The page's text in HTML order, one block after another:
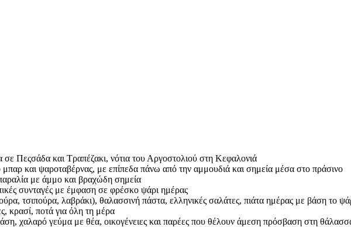
Πεςσάδα και Τραπέζακι, νότια του Αργοστολιού στη Κεφαλονιά
και ψαροταβέρνας, με επίπεδα πάνω από την αμμουδιά και σημεία μέσα στο πράσινο
με άμμο και βραχώδη σημεία
συνταγές με έμφαση σε φρέσκο ψάρι ημέρας
τσιπούρα, λαβράκι), θαλασσινή πάστα, ελληνικές σαλάτες, πιάτα ημέρας με βάση το
κρασί, ποτά για όλη τη μέρα
χαλαρό γεύμα με θέα, οικογένειες και παρέες που θέλουν άμεση πρόσβαση στη